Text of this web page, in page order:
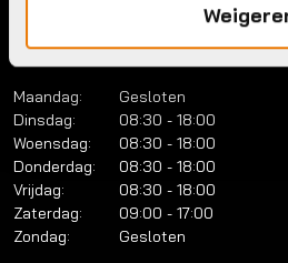
Openingstijden
Maandag:
Gesloten
Dinsdag:
08:30 - 18:00
Woensdag:
08:30 - 18:00
Donderdag:
08:30 - 18:00
Vrijdag:
08:30 - 18:00
Zaterdag:
09:00 - 17:00
Zondag:
Gesloten